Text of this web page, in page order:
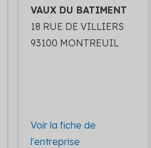
VAUX DU BATIMENT
18 RUE DE VILLIERS
93100 MONTREUIL
Voir la fiche de
l'entreprise